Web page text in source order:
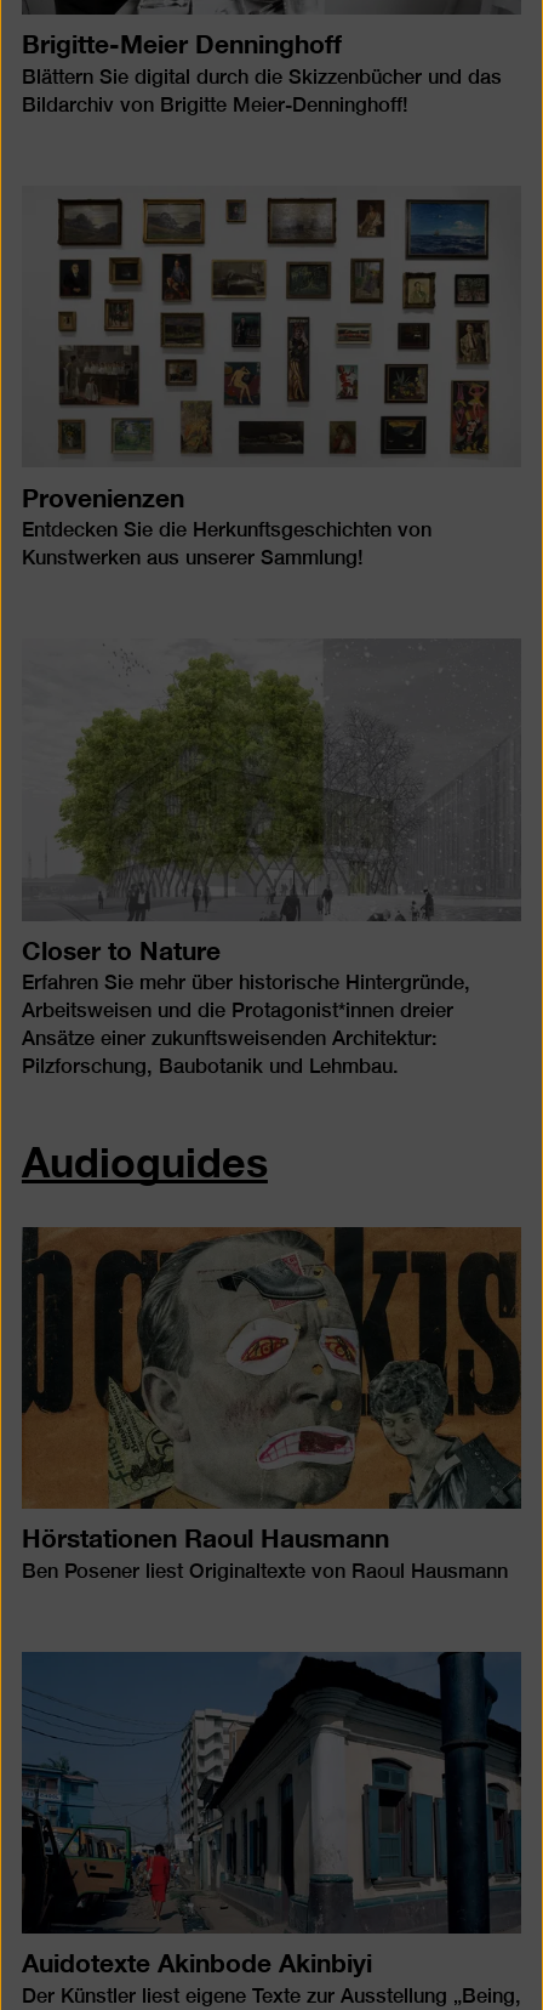
Brigitte-Meier Denninghoff
Blättern Sie digital durch die Skizzenbücher und das
Bildarchiv von Brigitte Meier-Denninghoff!
Provenienzen
Entdecken Sie die Herkunftsgeschichten von
Kunstwerken aus unserer Sammlung!
Closer to Nature
Erfahren Sie mehr über historische Hintergründe,
Arbeitsweisen und die Protagonist*innen dreier
Ansätze einer zukunftsweisenden Architektur:
Pilzforschung, Baubotanik und Lehmbau.
Audioguides
Hörstationen Raoul Hausmann
Ben Posener liest Originaltexte von Raoul Hausmann
Auidotexte Akinbode Akinbiyi
Der Künstler liest eigene Texte zur Ausstellung „Being,